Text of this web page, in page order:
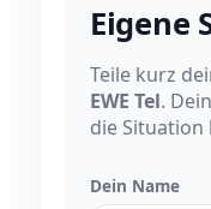
Eigene
Teile kurz
EWE Tel.
die Situation
Dein Name